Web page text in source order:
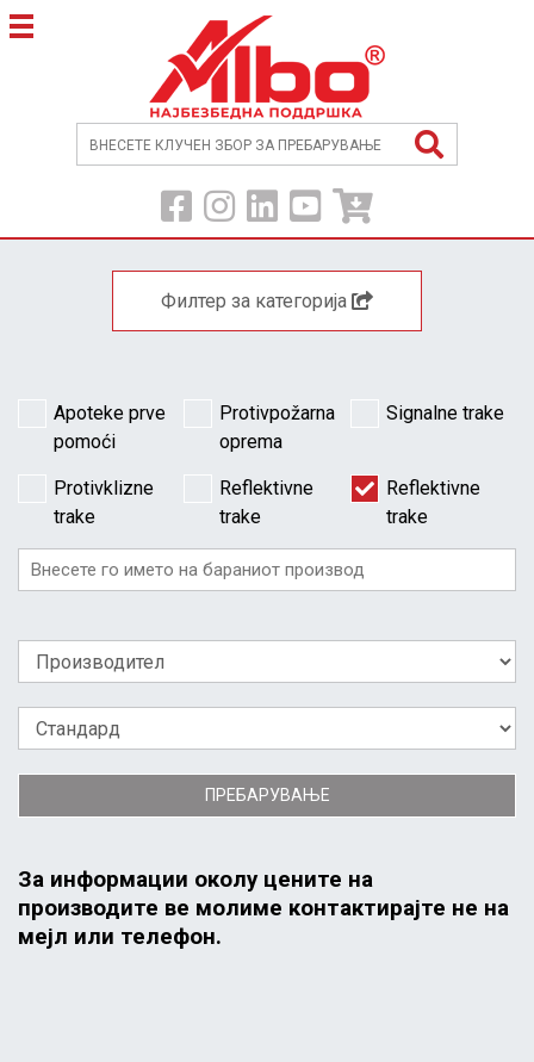
Филтер за категорија
Apoteke prve
pomoći
Protivpožarna
oprema
Signalne trake
Protivklizne
trake
Reflektivne
trake
Reflektivne
trake
ПРЕБАРУВАЊЕ
За информации околу цените на
производите ве молиме контактирајте не на
мејл или телефон.